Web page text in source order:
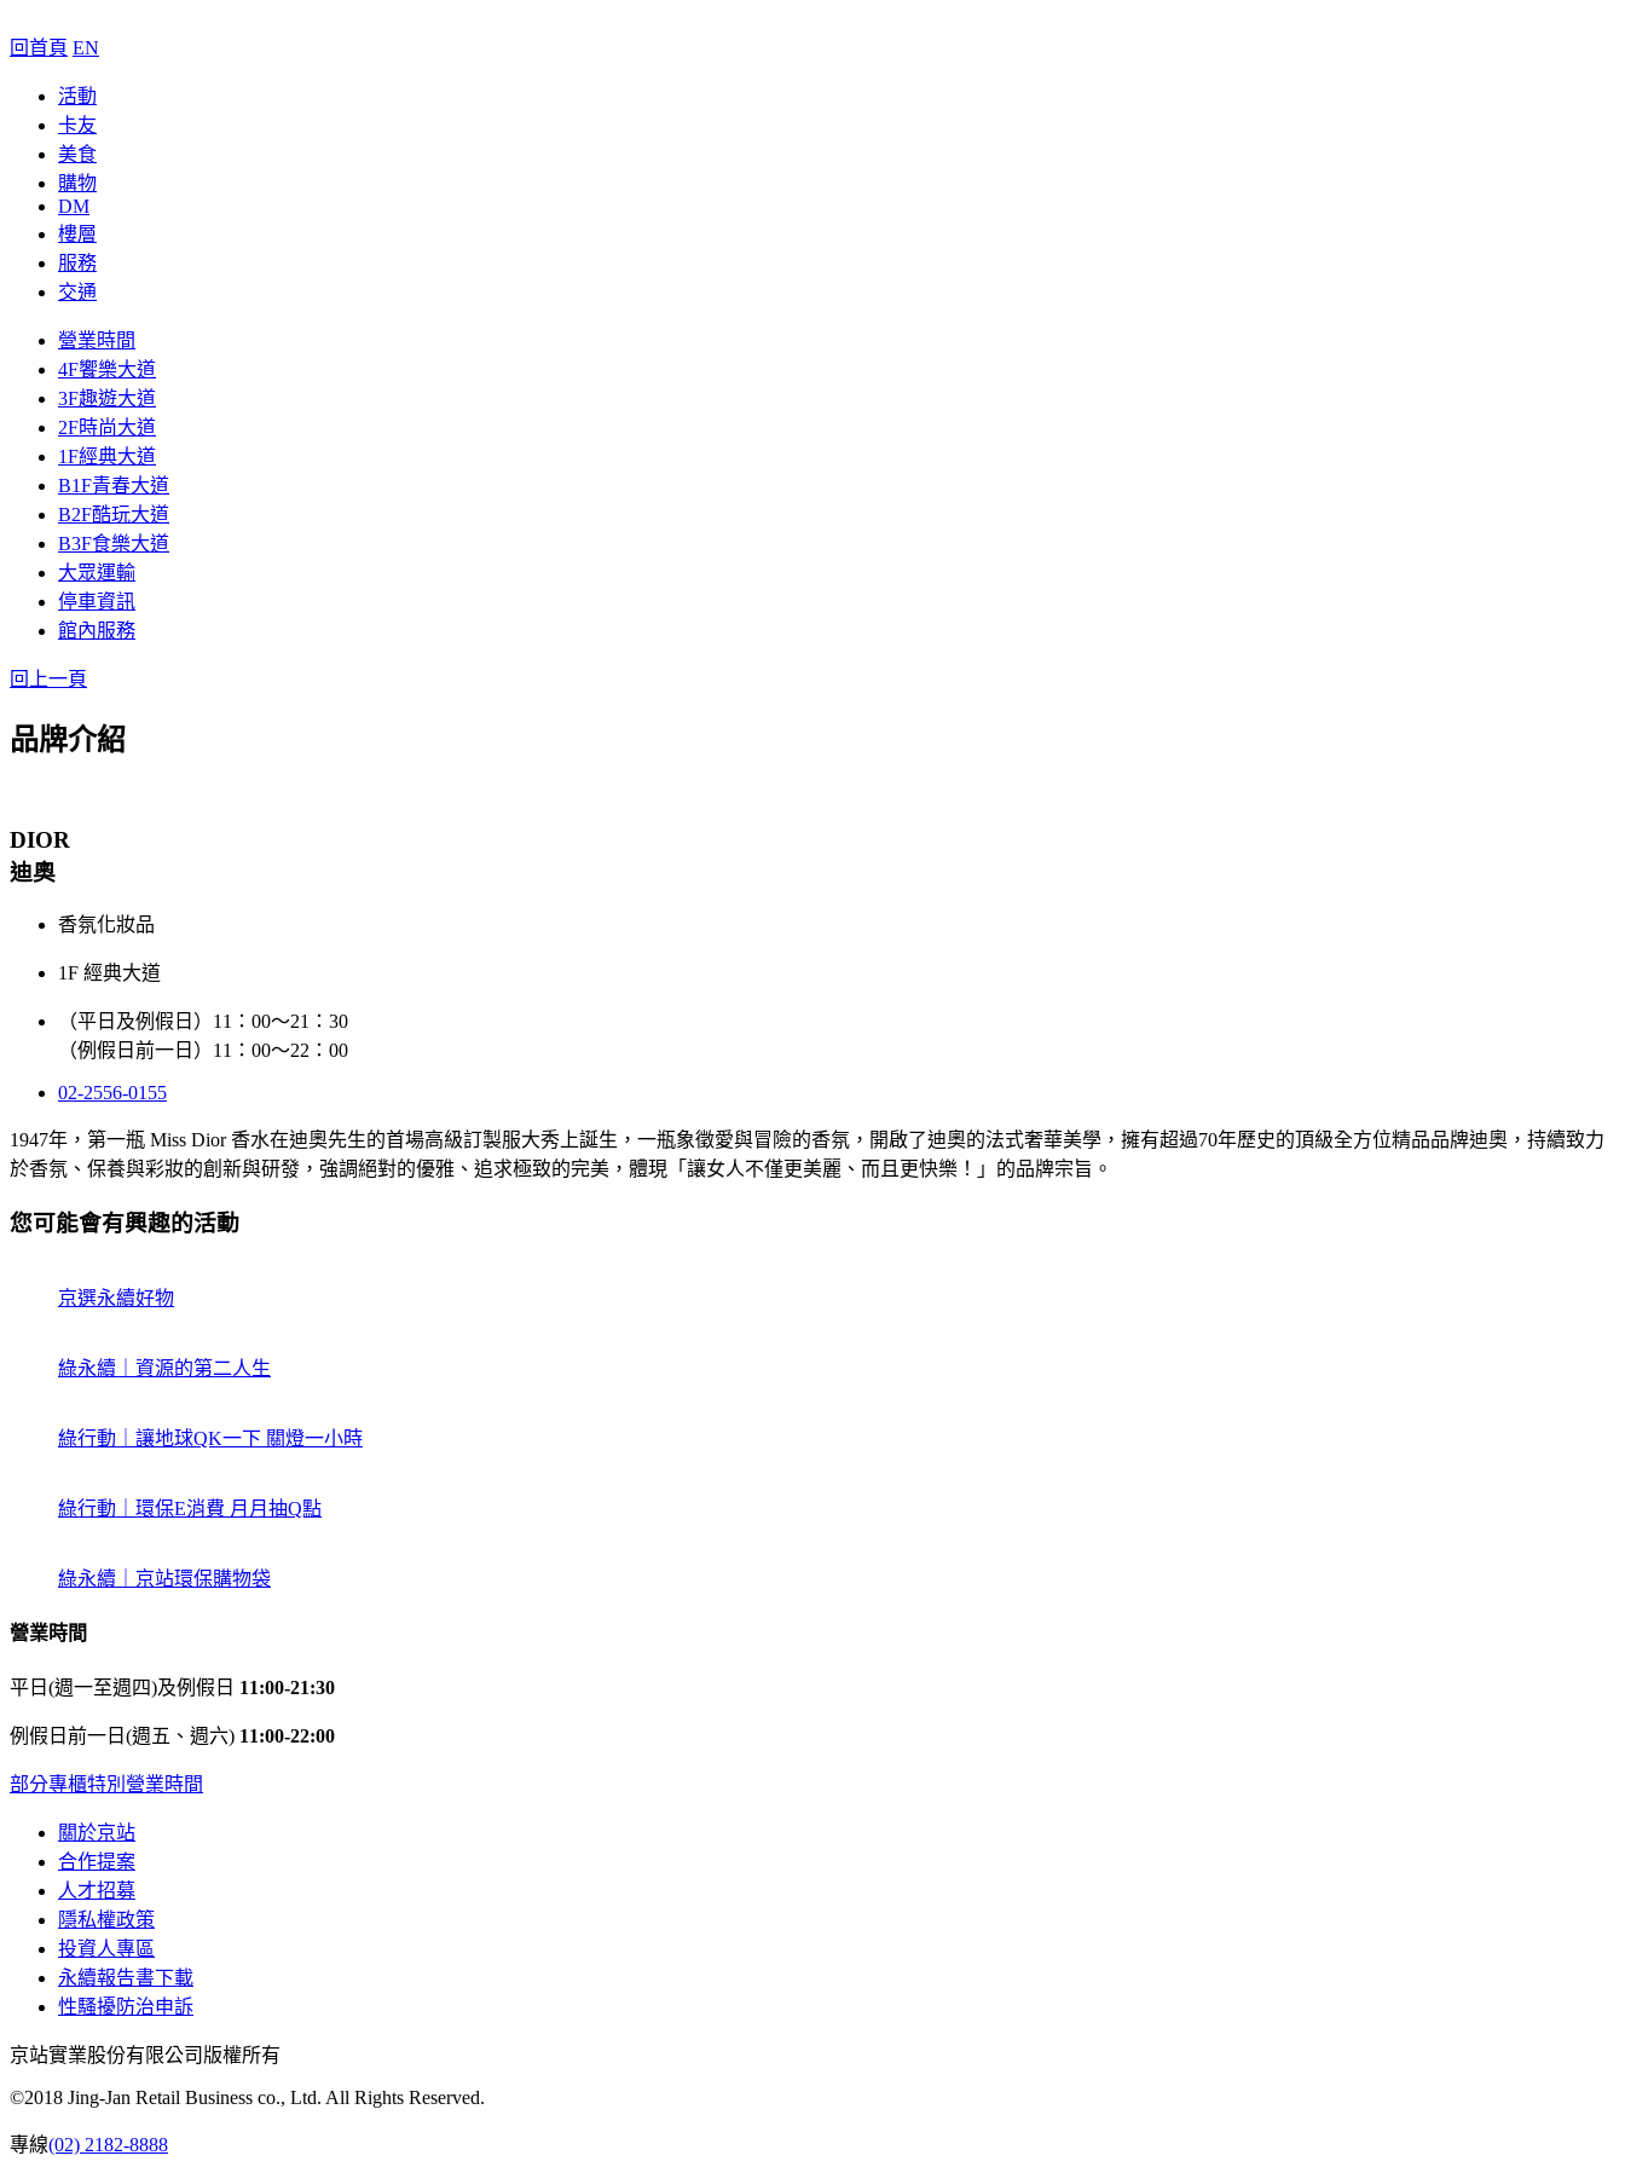
回首頁 EN
活動
卡友
美食
購物
DM
樓層
服務
交通
營業時間
4F饗樂大道
3F趣遊大道
2F時尚大道
1F經典大道
B1F青春大道
B2F酷玩大道
B3F食樂大道
大眾運輸
停車資訊
館內服務
回上一頁
品牌介紹
DIOR
迪奧
香氛化妝品
1F 經典大道
（平日及例假日）11：00～21：30
（例假日前一日）11：00～22：00
02-2556-0155
1947年，第一瓶 Miss Dior 香水在迪奧先生的首場高級訂製服大秀上誕生，一瓶象徵愛與冒險的香氛，開啟了迪奧的法式奢華美學，擁有超過70年歷史的頂級全方位精品品牌迪奧，持續致力
於香氛、保養與彩妝的創新與研發，強調絕對的優雅、追求極致的完美，體現「讓女人不僅更美麗、而且更快樂！」的品牌宗旨。
您可能會有興趣的活動
京選永續好物
綠永續｜資源的第二人生
綠行動｜讓地球QK一下 關燈一小時
綠行動｜環保E消費 月月抽Q點
綠永續｜京站環保購物袋
營業時間
平日(週一至週四)及例假日 11:00-21:30
例假日前一日(週五、週六) 11:00-22:00
部分專櫃特別營業時間
關於京站
合作提案
人才招募
隱私權政策
投資人專區
永續報告書下載
性騷擾防治申訴
京站實業股份有限公司版權所有
©2018 Jing-Jan Retail Business co., Ltd. All Rights Reserved.
專線(02) 2182-8888